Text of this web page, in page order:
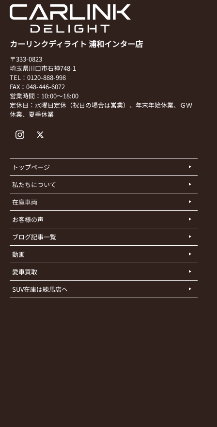
カーリンクディライト 浦和インター店
〒333-0823
埼玉県川口市石神748-1
TEL：0120-888-998
FAX：048-446-6072
営業時間：10:00～18:00
定休日：水曜日定休（祝日の場合は営業）、年末年始休業、ＧＷ
休業、夏季休業
トップページ
私たちについて
在庫車両
お客様の声
ブログ記事一覧
動画
愛車買取
SUV在庫は練馬店へ